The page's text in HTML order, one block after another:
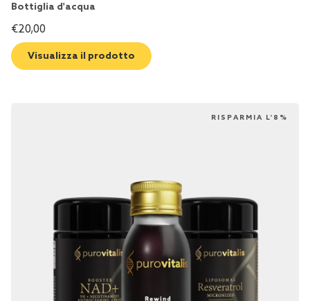
Bottiglia d'acqua
€20,00
Visualizza il prodotto
RISPARMIA L'8%